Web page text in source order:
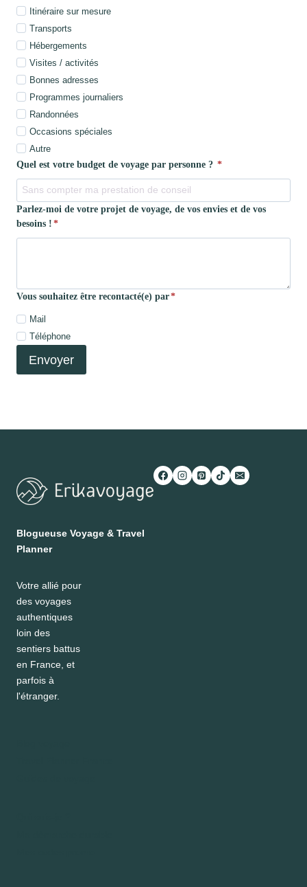
Itinéraire sur mesure
Transports
Hébergements
Visites / activités
Bonnes adresses
Programmes journaliers
Randonnées
Occasions spéciales
Autre
Quel est votre budget de voyage par personne ? *
Parlez-moi de votre projet de voyage, de vos envies et de vos
besoins ! *
Vous souhaitez être recontacté(e) par*
Mail
Téléphone
Envoyer
Blogueuse Voyage & Travel
Planner
Votre allié pour
des voyages
authentiques
loin des
sentiers battus
en France, et
parfois à
l'étranger.